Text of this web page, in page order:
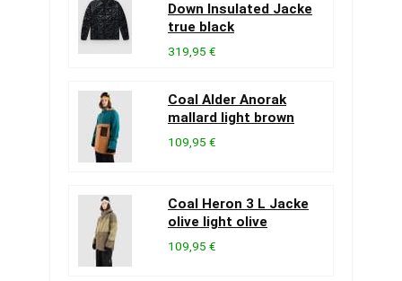
Down Insulated Jacke
true black
319,95 €
Coal Alder Anorak
mallard light brown
109,95 €
Coal Heron 3 L Jacke
olive light olive
109,95 €